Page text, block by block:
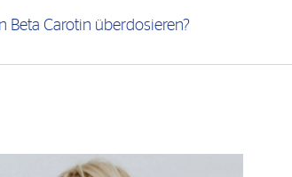
Beta Carotin überdosieren?